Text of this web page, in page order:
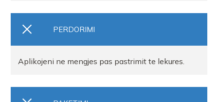
PERDORIMI
Aplikojeni ne mengjes pas pastrimit te lekures.